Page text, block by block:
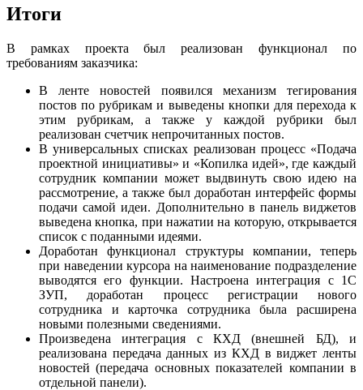
Итоги
В рамках проекта был реализован функционал по
требованиям заказчика:
В ленте новостей появился механизм тегирования
постов по рубрикам и выведены кнопки для перехода к
этим рубрикам, а также у каждой рубрики был
реализован счетчик непрочитанных постов.
В универсальных списках реализован процесс «Подача
проектной инициативы» и «Копилка идей», где каждый
сотрудник компании может выдвинуть свою идею на
рассмотрение, а также был доработан интерфейс формы
подачи самой идеи. Дополнительно в панель виджетов
выведена кнопка, при нажатии на которую, открывается
список с поданными идеями.
Доработан функционал структуры компании, теперь
при наведении курсора на наименование подразделение
выводятся его функции. Настроена интеграция с 1С
ЗУП, доработан процесс регистрации нового
сотрудника и карточка сотрудника была расширена
новыми полезными сведениями.
Произведена интеграция с КХД (внешней БД), и
реализована передача данных из КХД в виджет ленты
новостей (передача основных показателей компании в
отдельной панели).